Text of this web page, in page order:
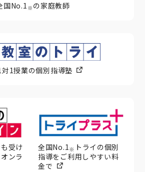
国No.1※ の家庭教師
1授業の個別指導塾
受け
ンラ
全国No.1※ トライの個別
指導をご利用しやすい料
金で